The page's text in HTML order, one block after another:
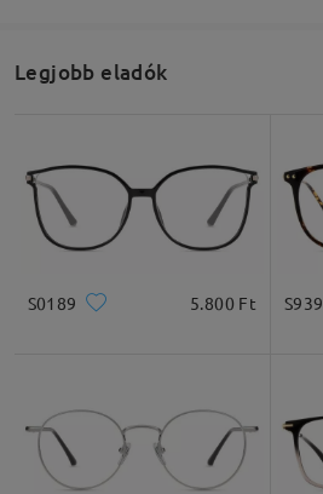
Legjobb eladók
S0189 5.800 Ft S939